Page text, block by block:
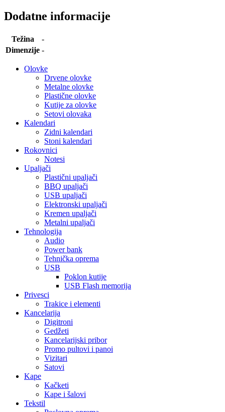
Dodatne informacije
Težina
-
Dimenzije -
Olovke
Drvene olovke
Metalne olovke
Plastične olovke
Kutije za olovke
Setovi olovaka
Kalendari
Zidni kalendari
Stoni kalendari
Rokovnici
Notesi
Upaljači
Plastični upaljači
BBQ upaljači
USB upaljači
Elektronski upaljači
Kremen upaljači
Metalni upaljači
Tehnologija
Audio
Power bank
Tehnička oprema
USB
Poklon kutije
USB Flash memorija
Privesci
Trakice i elementi
Kancelarija
Digitroni
Gedžeti
Kancelarijski pribor
Promo pultovi i panoi
Vizitari
Satovi
Kape
Kačketi
Kape i šalovi
Tekstil